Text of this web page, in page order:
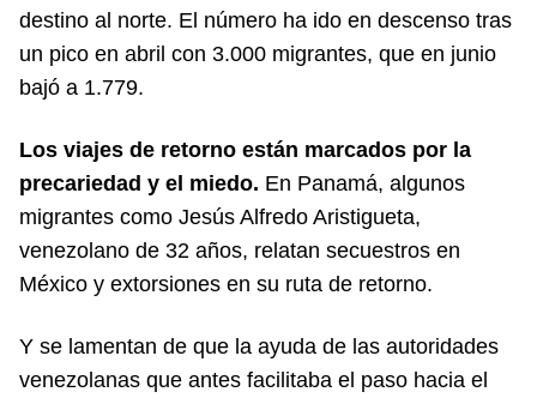
destino al norte. El número ha ido en descenso tras
un pico en abril con 3.000 migrantes, que en junio
bajó a 1.779.
Los viajes de retorno están marcados por la
precariedad y el miedo. En Panamá, algunos
migrantes como Jesús Alfredo Aristigueta,
venezolano de 32 años, relatan secuestros en
México y extorsiones en su ruta de retorno.
Y se lamentan de que la ayuda de las autoridades
venezolanas que antes facilitaba el paso hacia el